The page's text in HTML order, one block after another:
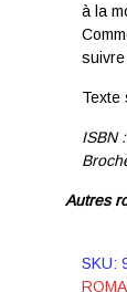
à la
Texte
ISBN
Autres
SKU: